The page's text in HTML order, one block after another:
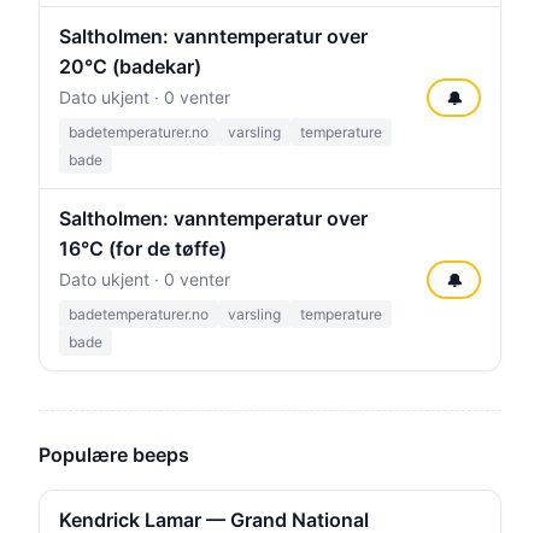
Saltholmen: vanntemperatur over
20°C (badekar)
Dato ukjent · 0 venter
badetemperaturer.no varsling
temperature
bade
🔔
Saltholmen: vanntemperatur over
16°C (for de tøffe)
Dato ukjent · 0 venter
badetemperaturer.no varsling
temperature
bade
🔔
Populære beeps
Kendrick Lamar — Grand National